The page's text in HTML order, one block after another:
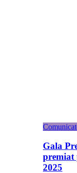
Gala
premiat
2025